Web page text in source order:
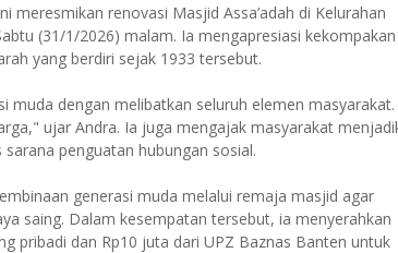
meresmikan renovasi Masjid Assa’adah di Kelurahan
(31/1/2026) malam. Ia mengapresiasi kekompakan
yang berdiri sejak 1933 tersebut.
muda dengan melibatkan seluruh elemen masyarakat.
ujar Andra. Ia juga mengajak masyarakat
penguatan hubungan sosial.
generasi muda melalui remaja masjid agar
saing. Dalam kesempatan tersebut, ia menyerahkan
pribadi dan Rp10 juta dari UPZ Baznas Banten untuk